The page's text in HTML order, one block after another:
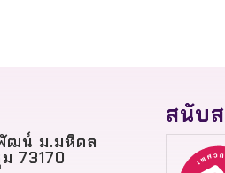
ฒน์ ม.มหิดล
73170
สนับ